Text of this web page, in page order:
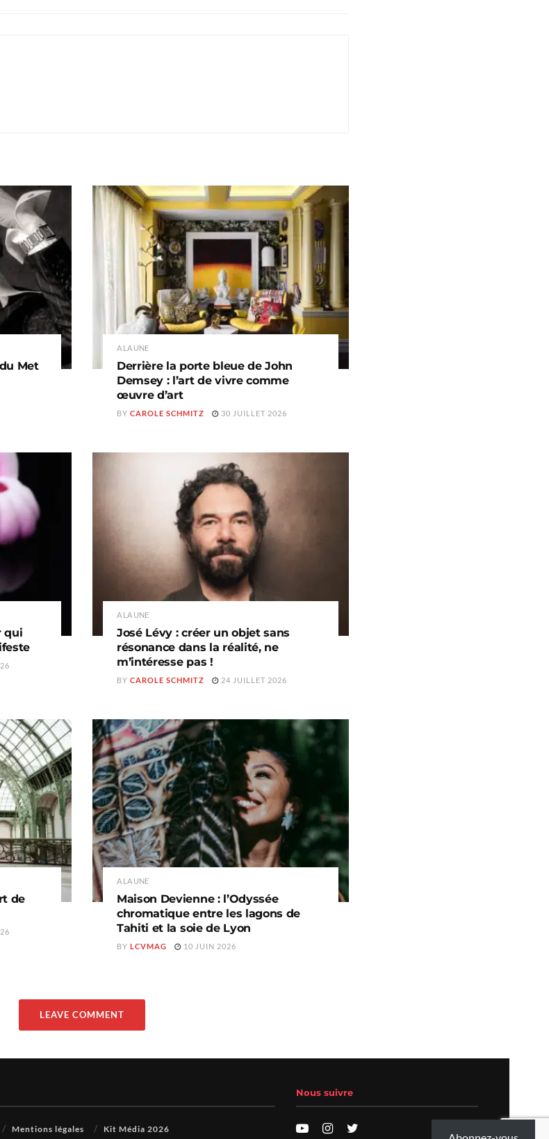
Met
A LA UNE
Derrière la porte bleue de John
Demsey : l’art de vivre comme
œuvre d’art
BY CAROLE SCHMITZ 30 JUILLET 2026
qui
A LA UNE
José Lévy : créer un objet sans
résonance dans la réalité, ne
m’intéresse pas !
BY CAROLE SCHMITZ 24 JUILLET 2026
de
A LA UNE
Maison Devienne : l’Odyssée
chromatique entre les lagons de
Tahiti et la soie de Lyon
BY LCVMAG 10 JUIN 2026
LEAVE COMMENT
Mentions légales Kit Média 2026
Nous suivre